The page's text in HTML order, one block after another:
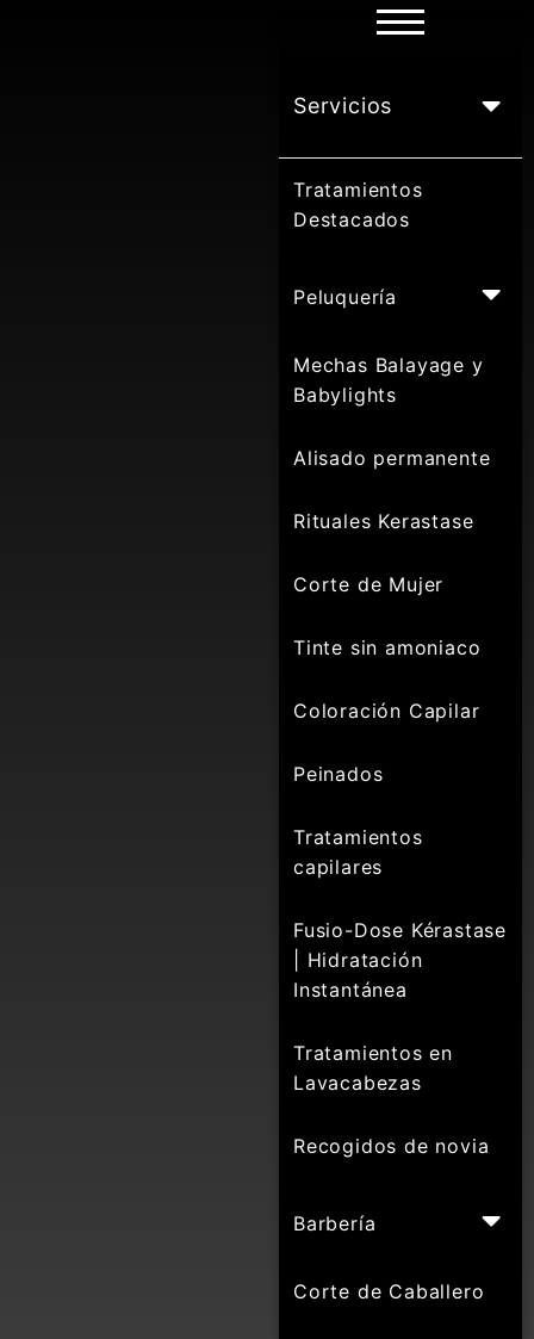
Servicios
Tratamientos
Destacados
Peluquería
Mechas Balayage y
Babylights
Alisado permanente
Rituales Kerastase
Corte de Mujer
Tinte sin amoniaco
Coloración Capilar
Peinados
Tratamientos
capilares
Fusio-Dose Kérastase
| Hidratación
Instantánea
Tratamientos en
Lavacabezas
Recogidos de novia
Barbería
Corte de Caballero